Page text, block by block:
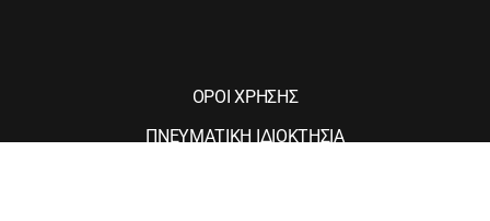
ΟΡΟΙ ΧΡΗΣΗΣ
ΠΝΕΥΜΑΤΙΚΗ ΙΔΙΟΚΤΗΣΙΑ